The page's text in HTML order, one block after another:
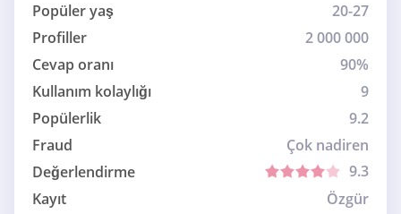
Popüler yaş
20-27
Profiller
2 000 000
Cevap oranı
90%
Kullanım kolaylığı
9
Popülerlik
9.2
Fraud
Çok nadiren
Değerlendirme
9.3
Kayıt
Özgür